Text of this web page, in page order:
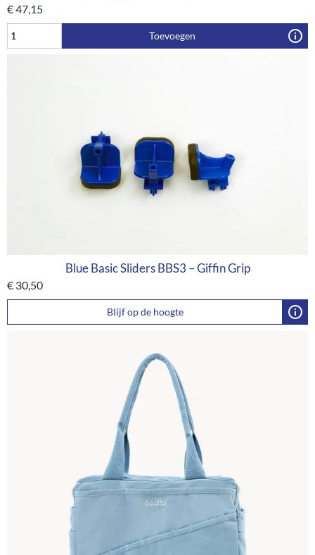
€47,15
Toevoegen
Blue Basic Sliders BBS3 – Giffin Grip
€ 30,50
Blijf op de hoogte